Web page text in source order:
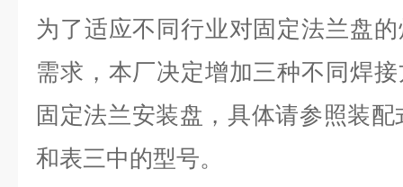
为了适应不同行业对固定法兰盘
需求，本厂决定增加三种不同焊
固定法兰安装盘，具体请参照装
和表三中的型号。